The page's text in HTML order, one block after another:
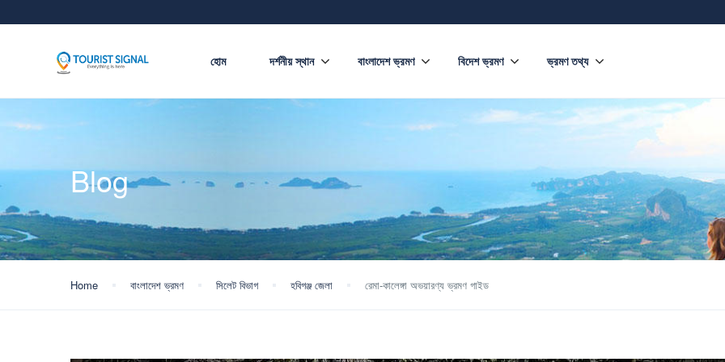
হোম দর্শনীয় স্থান বাংলাদেশ ভ্রমণ বিদেশ ভ্রমণ ভ্রমণ তথ্য
Blog
Home বাংলাদেশ ভ্রমণ সিলেট বিভাগ হবিগঞ্জ জেলা রেমা-কালেঙ্গা অভয়ারণ্য ভ্রমণ গাইড